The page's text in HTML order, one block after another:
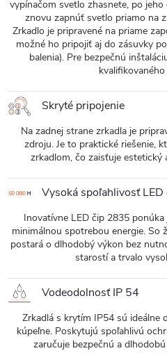
vypínačom svetlo zhasnete, po
znovu zapnúť svetlo priamo na
Zrkadlo je pripravené na priame
možné ho pripojiť aj do zásuvky
balenia). Pre bezpečnú
Skryté pripojenie
Na zadnej strane zrkadla je
zdroju. Je to praktické riešenie,
zrkadlom, čo zaisťuje estetický
Vysoká spoľahlivosť LED
Inovatívne LED čip 2835
minimálnou spotrebou energie.
postará o dlhodobý výkon bez
starostí a trvalo
Vodeodolnosť IP 54
Zrkadlá s krytím IP54 sú ideálne
kúpeľne. Poskytujú spoľahlivú
zaručuje bezpečnú a